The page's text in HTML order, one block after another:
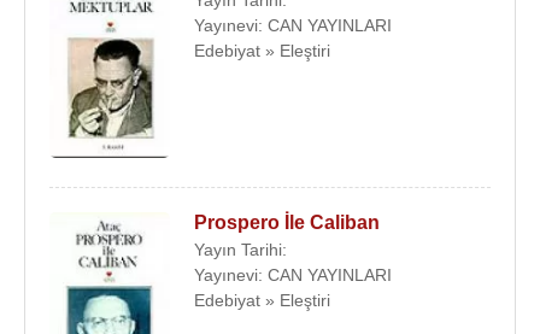
Yayınevi: CAN YAYINLARI
Edebiyat » Eleştiri
Prospero İle Caliban
Yayın Tarihi:
Yayınevi: CAN YAYINLARI
Edebiyat » Eleştiri